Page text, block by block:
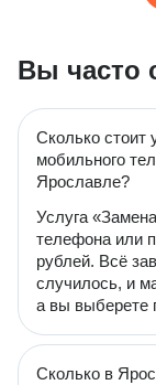
Вы часто
Сколько стоит
мобильного
Ярославле?
Услуга
телефона или
рублей. Всё
случилось, и
а вы выберете
Сколько в